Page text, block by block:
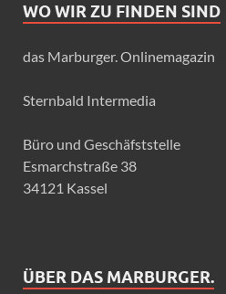
WO WIR ZU FINDEN SIND
das Marburger. Onlinemagazin
Sternbald Intermedia
Büro und Geschäfststelle
Esmarchstraße 38
34121 Kassel
ÜBER DAS MARBURGER.